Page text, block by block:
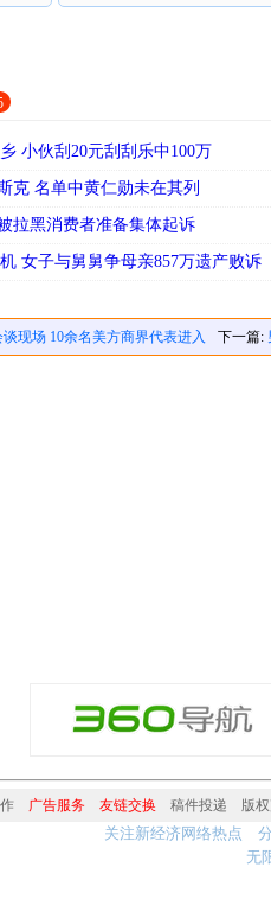
小伙刮20元刮刮乐中100万
克 名单中黄仁勋未在其列
拉黑消费者准备集体起诉
女子与舅舅争母亲857万遗产败诉
现场 10余名美方商界代表进入
下一篇:
广告服务 友链交换 稿件投递 版
关注新经济网络热点
无